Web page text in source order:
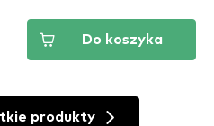
Do koszyka
produkty